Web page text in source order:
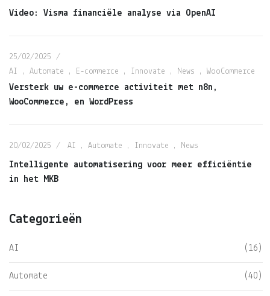
Video: Visma financiële analyse via OpenAI
25/02/2025
AI , Automate , E-commerce , Innovate , News , WooCommerce
Versterk uw e-commerce activiteit met n8n,
WooCommerce, en WordPress
20/02/2025 AI , Automate , Innovate , News
Intelligente automatisering voor meer efficiëntie
in het MKB
Categorieën
AI (16)
Automate (40)